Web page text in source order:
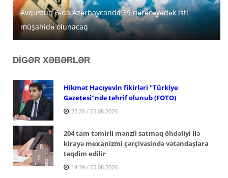
Avqustun 6-da Azərbaycanda 39 dərəcəyədək isti
müşahidə olunacaq
Azərbaycanda avqustun 5-nə gözlənilən hava şəraiti
açıqlanıb
MİDA Lənkəran, Şirvan və Yevlaxda güzəştli mənzilləri
satışa çıxarır
DİGƏR XƏBƏRLƏR
Hikmət Hacıyevin fikirləri "Türkiye
Gazetesi"ndə təhrif olunub (FOTO)
22:20 / 05.08.2026
204 tam təmirli mənzil satmaq öhdəliyi ilə
kirayə mexanizmi çərçivəsində vətəndaşlara
təqdim edilir
14:39 / 05.08.2026